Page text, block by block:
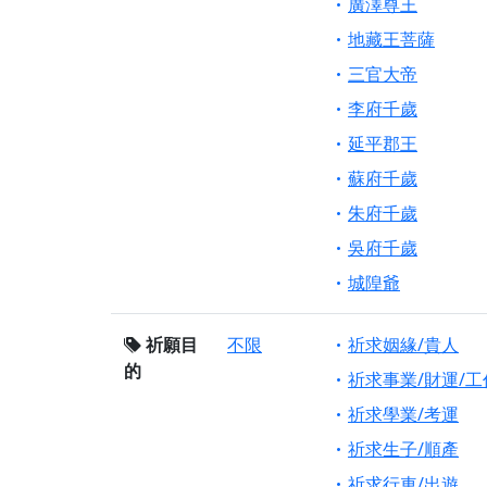
地藏王菩薩
三官大帝
李府千歲
延平郡王
蘇府千歲
朱府千歲
吳府千歲
城隍爺
祈願目
的
不限
祈求姻緣/貴人
祈求事業/財運/工
祈求學業/考運
祈求生子/順產